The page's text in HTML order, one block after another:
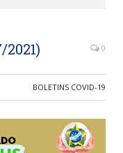
2021) 0
BOLETINS COVID-19